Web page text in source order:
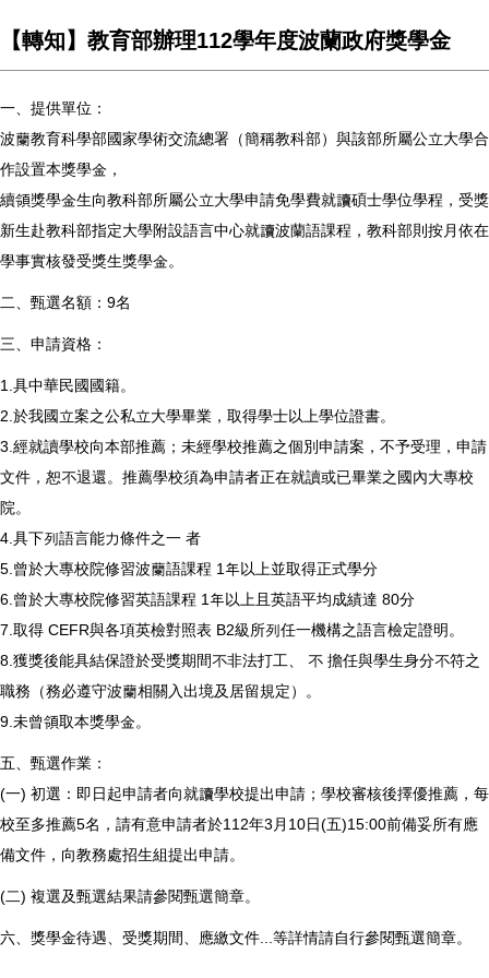
【轉知】教育部辦理112學年度波蘭政府獎學金
一、提供單位：
波蘭教育科學部國家學術交流總署（簡稱教科部）與該部所屬公立大學合
作設置本獎學金，
續領獎學金生向教科部所屬公立大學申請免學費就讀碩士學位學程，受獎
新生赴教科部指定大學附設語言中心就讀波蘭語課程，教科部則按月依在
學事實核發受獎生獎學金。
二、甄選名額：9名
三、申請資格：
1.具中華民國國籍。
2.於我國立案之公私立大學畢業，取得學士以上學位證書。
3.經就讀學校向本部推薦；未經學校推薦之個別申請案，不予受理，申請
文件，恕不退還。推薦學校須為申請者正在就讀或已畢業之國內大專校
院。
4.具下列語言能力條件之一 者
5.曾於大專校院修習波蘭語課程 1年以上並取得正式學分
6.曾於大專校院修習英語課程 1年以上且英語平均成績達 80分
7.取得 CEFR與各項英檢對照表 B2級所列任一機構之語言檢定證明。
8.獲獎後能具結保證於受獎期間不非法打工、 不 擔任與學生身分不符之
職務（務必遵守波蘭相關入出境及居留規定）。
9.未曾領取本獎學金。
五、甄選作業：
(一) 初選：即日起申請者向就讀學校提出申請；學校審核後擇優推薦，每
校至多推薦5名，請有意申請者於112年3月10日(五)15:00前備妥所有應
備文件，向教務處招生組提出申請。
(二) 複選及甄選結果請參閱甄選簡章。
六、獎學金待遇、受獎期間、應繳文件...等詳情請自行參閱甄選簡章。